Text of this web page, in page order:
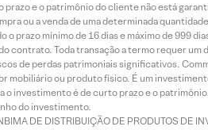
e o patrimônio do cliente não está
ou a venda de uma determinada
prazo mínimo de 16 dias e máximo de 999
contrato. Toda transação a termo requer
de perdas patrimoniais significativos.
mobiliário ou produto físico. É um
o investimento é de curto prazo e o
do investimento.
DE DISTRIBUIÇÃO DE PRODUTOS DE